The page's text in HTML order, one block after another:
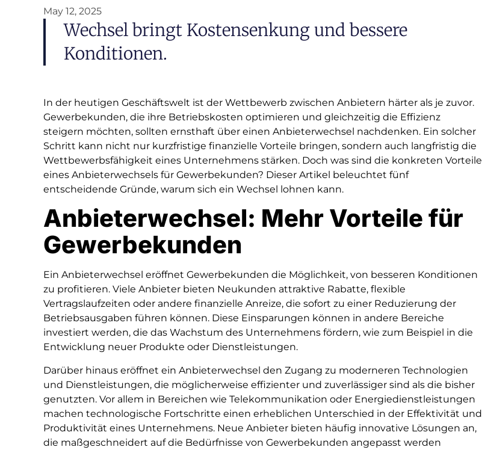
May 12, 2025
Wechsel bringt Kostensenkung und bessere
Konditionen.
In der heutigen Geschäftswelt ist der Wettbewerb zwischen Anbietern härter als je zuvor.
Gewerbekunden, die ihre Betriebskosten optimieren und gleichzeitig die Effizienz
steigern möchten, sollten ernsthaft über einen Anbieterwechsel nachdenken. Ein solcher
Schritt kann nicht nur kurzfristige finanzielle Vorteile bringen, sondern auch langfristig die
Wettbewerbsfähigkeit eines Unternehmens stärken. Doch was sind die konkreten Vorteile
eines Anbieterwechsels für Gewerbekunden? Dieser Artikel beleuchtet fünf
entscheidende Gründe, warum sich ein Wechsel lohnen kann.
Anbieterwechsel: Mehr Vorteile für
Gewerbekunden
Ein Anbieterwechsel eröffnet Gewerbekunden die Möglichkeit, von besseren Konditionen
zu profitieren. Viele Anbieter bieten Neukunden attraktive Rabatte, flexible
Vertragslaufzeiten oder andere finanzielle Anreize, die sofort zu einer Reduzierung der
Betriebsausgaben führen können. Diese Einsparungen können in andere Bereiche
investiert werden, die das Wachstum des Unternehmens fördern, wie zum Beispiel in die
Entwicklung neuer Produkte oder Dienstleistungen.
Darüber hinaus eröffnet ein Anbieterwechsel den Zugang zu moderneren Technologien
und Dienstleistungen, die möglicherweise effizienter und zuverlässiger sind als die bisher
genutzten. Vor allem in Bereichen wie Telekommunikation oder Energiedienstleistungen
machen technologische Fortschritte einen erheblichen Unterschied in der Effektivität und
Produktivität eines Unternehmens. Neue Anbieter bieten häufig innovative Lösungen an,
die maßgeschneidert auf die Bedürfnisse von Gewerbekunden angepasst werden